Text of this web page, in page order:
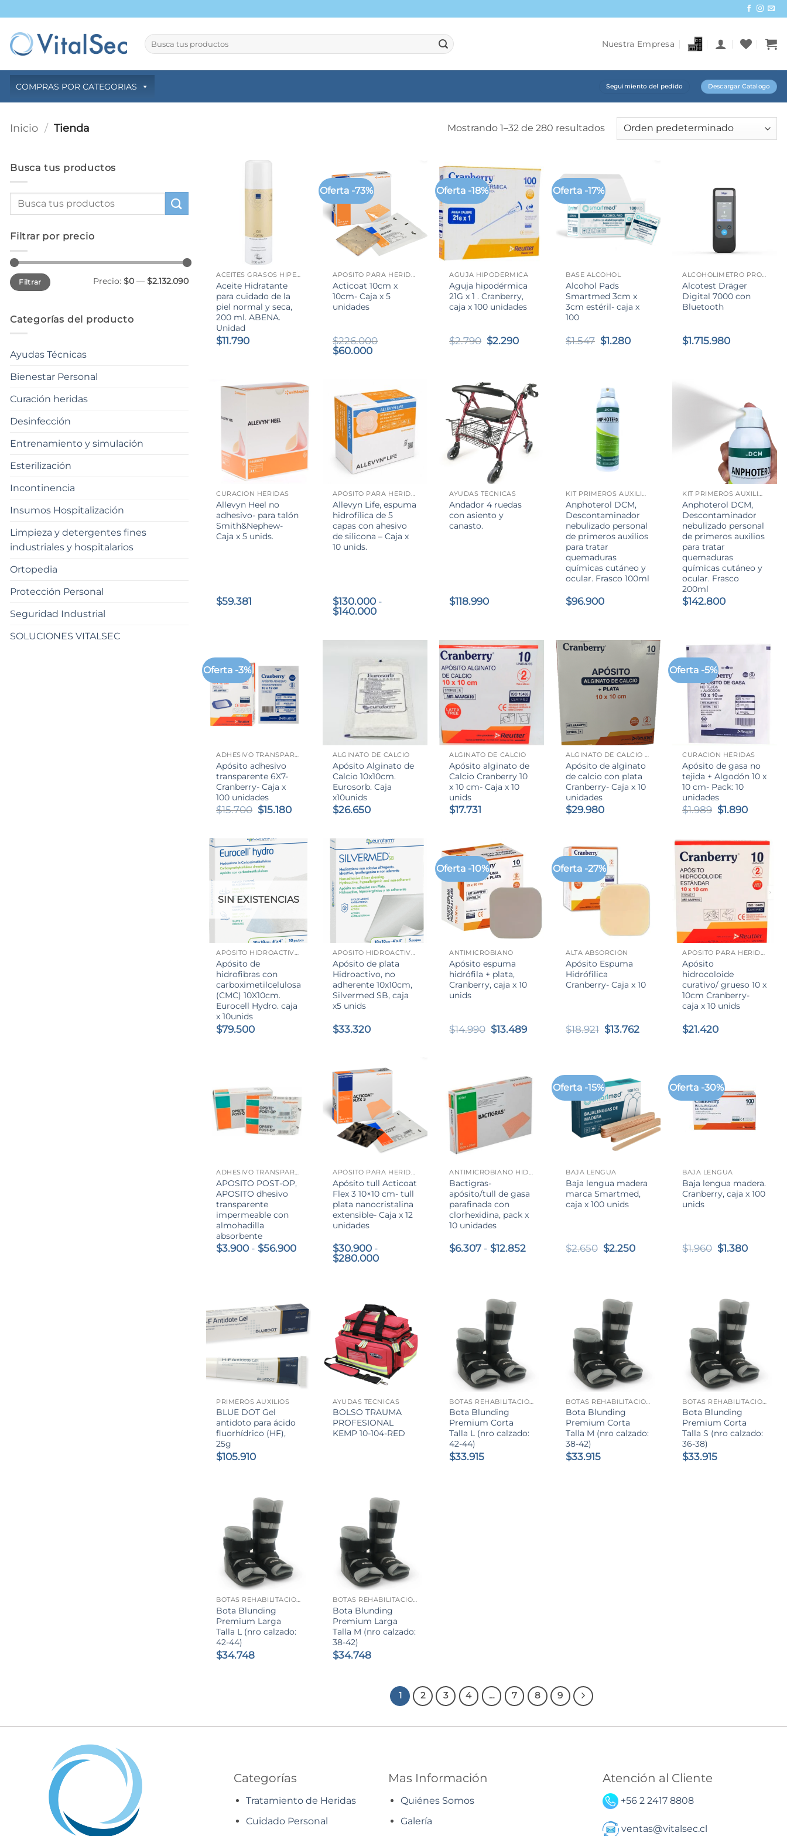
al
contenido
Buscar
por:
Nuestra Empresa
COMPRAS POR CATEGORIAS Seguimiento del pedido Descargar Catalogo
Inicio / Tienda Mostrando 1–32 de 280 resultados
Busca tus productos
Filtrar por precio
Precio
mínimo
Precio
máximo
Filtrar Precio: $0 — $2.132.090
Categorías del producto
Ayudas Técnicas
Bienestar Personal
Curación heridas
Desinfección
Entrenamiento y simulación
Esterilización
Incontinencia
Insumos Hospitalización
Limpieza y detergentes fines
industriales y hospitalarios
Ortopedia
Protección Personal
Seguridad Industrial
SOLUCIONES VITALSEC
ACEITES GRASOS HIPEROXIGENADO
Aceite Hidratante
para cuidado de la
piel normal y seca,
200 ml. ABENA.
Unidad
$11.790
Oferta -73%
APÓSITO PARA HERIDAS
Acticoat 10cm x
10cm- Caja x 5
unidades
$226.000
El
$226.000.
$60.000El
$60.000.
Oferta -18%
AGUJA HIPODÉRMICA
Aguja hipodérmica
21G x 1 . Cranberry,
caja x 100 unidades
$2.790 El
$2.790.
$2.290El
Oferta -17%
BASE ALCOHOL
Alcohol Pads
Smartmed 3cm x
3cm estéril- caja x
100
$1.547 El
$1.280El
ALCOHOLÍMETRO PROFESIONAL
Alcotest Dräger
Digital 7000 con
Bluetooth
$1.715.980
+
CURACIÓN HERIDAS
Allevyn Heel no
adhesivo- para talón
Smith&Nephew-
Caja x 5 unids.
$59.381
APÓSITO PARA HERIDAS
Allevyn Life, espuma
hidrofílica de 5
capas con ahesivo
de silicona – Caja x
10 unids.
$130.000 -
$140.000Rango
desde
hasta
$140.000
AYUDAS TÉCNICAS
Andador 4 ruedas
con asiento y
canasto.
$118.990
KIT PRIMEROS AUXILIOS QUEMADURAS QUÍMICAS Y TÉRMICAS
Anphoterol DCM,
Descontaminador
nebulizado personal
de primeros auxilios
para tratar
quemaduras
químicas cutáneo y
ocular. Frasco 100ml
$96.900
KIT PRIMEROS AUXILIOS QUEMADURAS QUÍMICAS Y TÉRMICAS
Anphoterol DCM,
Descontaminador
nebulizado personal
de primeros auxilios
para tratar
quemaduras
químicas cutáneo y
ocular. Frasco
200ml
$142.800
Oferta -3%
ADHESIVO TRANSPARENTE
Apósito adhesivo
transparente 6X7-
Cranberry- Caja x
100 unidades
$15.700 El
era:
$15.700.
$15.180El
es:
ALGINATO DE CALCIO
Apósito Alginato de
Calcio 10x10cm.
Eurosorb. Caja
x10unids
$26.650
+
ALGINATO DE CALCIO
Apósito alginato de
Calcio Cranberry 10
x 10 cm- Caja x 10
unids
$17.731
+
ALGINATO DE CALCIO CON PLATA
Apósito de alginato
de calcio con plata
Cranberry- Caja x 10
unidades
$29.980
Oferta -5%
CURACIÓN HERIDAS
Apósito de gasa no
tejida + Algodón 10 x
10 cm- Pack: 10
unidades
$1.989 El
era:
$1.989.
$1.890El
es:
$1.890.
SIN EXISTENCIAS
APÓSITO HIDROACTIVO CON CARBOXIMETILCELULOSA (CMC)
Apósito de
hidrofibras con
carboximetilcelulosa
(CMC) 10X10cm.
Eurocell Hydro. caja
x 10unids
$79.500
APÓSITO HIDROACTIVO CON PLATA
Apósito de plata
Hidroactivo, no
adherente 10x10cm,
Silvermed SB, caja
x5 unids
$33.320
Oferta -10%
ANTIMICROBIANO
Apósito espuma
hidrófila + plata,
Cranberry, caja x 10
unids
$14.990 El
$13.489El
Oferta -27%
ALTA ABSORCIÓN
Apósito Espuma
Hidrófilica
Cranberry- Caja x 10
$18.921 El
$13.762
+
APÓSITO PARA HERIDAS
Apósito
hidrocoloide
curativo/ grueso 10 x
10cm Cranberry-
caja x 10 unids
$21.420
ADHESIVO TRANSPARENTE
APOSITO POST-OP,
APOSITO dhesivo
transparente
impermeable con
almohadilla
absorbente
$3.900 - $56.900Rango
$56.900
APÓSITO PARA HERIDAS
Apósito tull Acticoat
Flex 3 10×10 cm- tull
plata nanocristalina
extensible- Caja x 12
unidades
$30.900 -
$280.000Rango
hasta
$280.000
+
ANTIMICROBIANO HIDROBALANCE CON PHMB
Bactigras-
apósito/tull de gasa
parafinada con
clorhexidina, pack x
10 unidades
$6.307 - $12.852Rango
Oferta -15%
BAJA LENGUA
Baja lengua madera
marca Smartmed,
caja x 100 unids
$2.650 El
$2.250El
Oferta -30%
BAJA LENGUA
Baja lengua madera.
Cranberry, caja x 100
unids
$1.960 El
$1.380El
+
PRIMEROS AUXILIOS
BLUE DOT Gel
antidoto para ácido
fluorhídrico (HF),
25g
$105.910
AYUDAS TÉCNICAS
BOLSO TRAUMA
PROFESIONAL
KEMP 10-104-RED
Bota Blunding
Premium Corta
Talla L (nro calzado:
42-44)
$33.915
Bota Blunding
Premium Corta
Talla M (nro calzado:
38-42)
$33.915
Bota Blunding
Premium Corta
Talla S (nro calzado:
36-38)
$33.915
BOTAS REHABILITACIÓN
Bota Blunding
Premium Larga
Talla L (nro calzado:
42-44)
$34.748
BOTAS REHABILITACIÓN
Bota Blunding
Premium Larga
Talla M (nro calzado:
38-42)
$34.748
1 2 3 4 … 7 8 9
Categorías
Tratamiento de Heridas
Cuidado Personal
Mas Información
Quiénes Somos
Galería
Atención al Cliente
+56 2 2417 8808
ventas@vitalsec.cl